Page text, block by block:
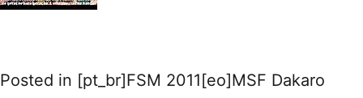
Posted in [pt_br]FSM 2011[eo]MSF Dakaro